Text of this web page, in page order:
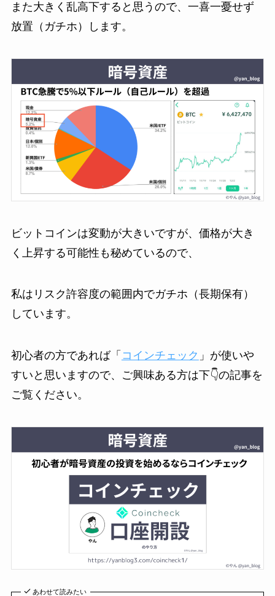
また大きく乱高下すると思うので、一喜一憂せず
放置（ガチホ）します。
ビットコインは変動が大きいですが、価格が大き
く上昇する可能性も秘めているので、
私はリスク許容度の範囲内でガチホ（長期保有）
しています。
初心者の方であれば「 コインチェック 」が使いや
すいと思いますので、ご興味ある方は下👇の記事を
ご覧ください。
あわせて読みたい